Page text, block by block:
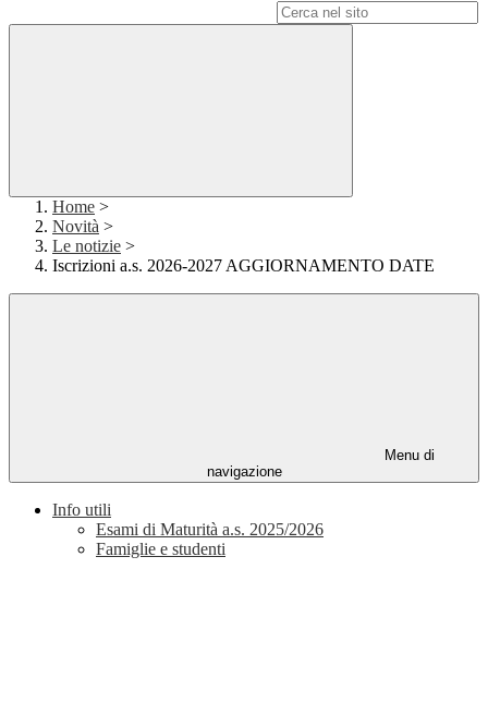
Home >
Novità >
Le notizie >
Iscrizioni a.s. 2026-2027 AGGIORNAMENTO DATE
Menu di
navigazione
Info utili
Esami di Maturità a.s. 2025/2026
Famiglie e studenti